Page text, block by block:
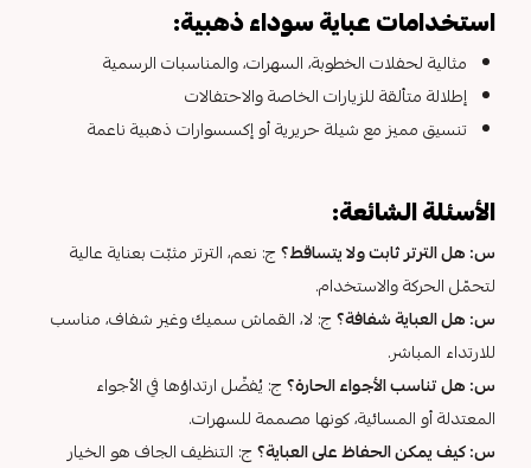
استخدامات عباية سوداء ذهبية:
مثالية لحفلات الخطوبة، السهرات، والمناسبات الرسمية
إطلالة متألقة للزيارات الخاصة والاحتفالات
تنسيق مميز مع شيلة حريرية أو إكسسوارات ذهبية ناعمة
الأسئلة الشائعة:
س: هل الترتر ثابت ولا يتساقط؟ج: نعم، الترتر مثبّت بعناية عالية
لتحمّل الحركة والاستخدام.
س: هل العباية شفافة؟ج: لا، القماش سميك وغير شفاف، مناسب
للارتداء المباشر.
س: هل تناسب الأجواء الحارة؟ج: يُفضّل ارتداؤها في الأجواء
المعتدلة أو المسائية، كونها مصممة للسهرات.
س: كيف يمكن الحفاظ على العباية؟ج: التنظيف الجاف هو الخيار